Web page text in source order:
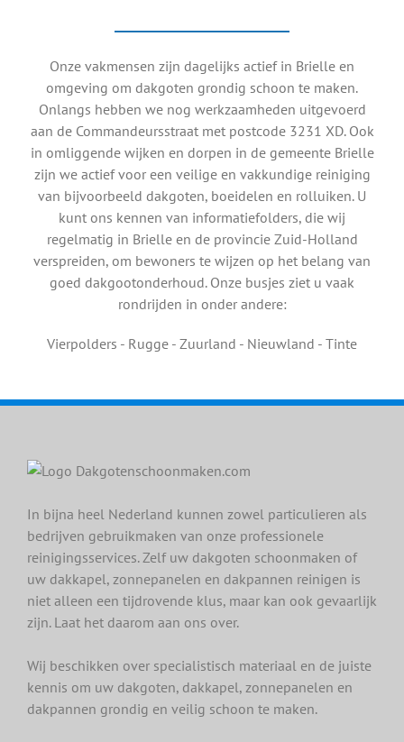
Onze vakmensen zijn dagelijks actief in Brielle en
omgeving om dakgoten grondig schoon te maken.
Onlangs hebben we nog werkzaamheden uitgevoerd
aan de Commandeursstraat met postcode 3231 XD. Ook
in omliggende wijken en dorpen in de gemeente Brielle
zijn we actief voor een veilige en vakkundige reiniging
van bijvoorbeeld dakgoten, boeidelen en rolluiken. U
kunt ons kennen van informatiefolders, die wij
regelmatig in Brielle en de provincie Zuid-Holland
verspreiden, om bewoners te wijzen op het belang van
goed dakgootonderhoud. Onze busjes ziet u vaak
rondrijden in onder andere:
Vierpolders - Rugge - Zuurland - Nieuwland - Tinte
In bijna heel Nederland kunnen zowel particulieren als
bedrijven gebruikmaken van onze professionele
reinigingsservices. Zelf uw dakgoten schoonmaken of
uw dakkapel, zonnepanelen en dakpannen reinigen is
niet alleen een tijdrovende klus, maar kan ook gevaarlijk
zijn. Laat het daarom aan ons over.
Wij beschikken over specialistisch materiaal en de juiste
kennis om uw dakgoten, dakkapel, zonnepanelen en
dakpannen grondig en veilig schoon te maken.